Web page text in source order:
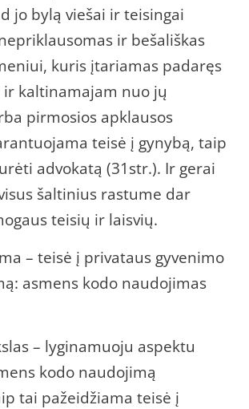
jo bylą viešai ir teisingai
ir bešališkas
kuris įtariamas padaręs
kaltinamajam nuo jų
pirmosios apklausos
teisė į gynybą, taip
advokatą (31str.). Ir gerai
šaltinius rastume dar
teisių ir laisvių.
– teisė į privataus gyvenimo
asmens kodo naudojimas
– lyginamuoju aspektu
kodo naudojimą
tai pažeidžiama teisė į